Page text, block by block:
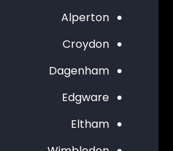
Alperton
Croydon
Dagenham
Edgware
Eltham